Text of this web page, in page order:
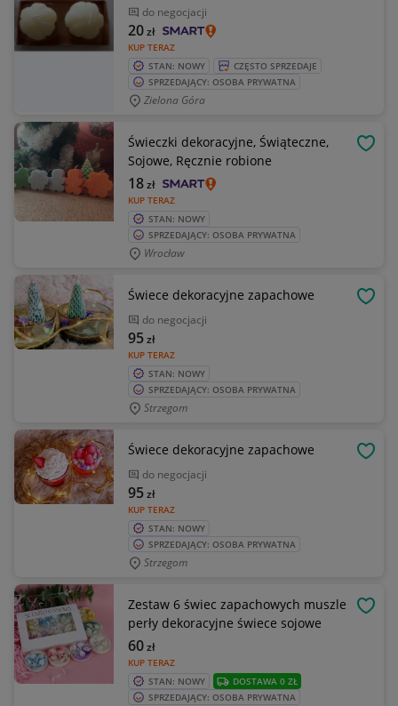
do negocjacji
KUP TERAZ
20zł
STAN: NOWY
CZĘSTO SPRZEDAJE
SPRZEDAJĄCY: OSOBA PRYWATNA
Zielona Góra
Świeczki dekoracyjne, Świąteczne,
Sojowe, Ręcznie robione
KUP TERAZ
18zł
STAN: NOWY
SPRZEDAJĄCY: OSOBA PRYWATNA
Wrocław
Świece dekoracyjne zapachowe
do negocjacji
KUP TERAZ
95zł
STAN: NOWY
SPRZEDAJĄCY: OSOBA PRYWATNA
Strzegom
Świece dekoracyjne zapachowe
do negocjacji
KUP TERAZ
95zł
STAN: NOWY
SPRZEDAJĄCY: OSOBA PRYWATNA
Strzegom
Zestaw 6 świec zapachowych muszle
perły dekoracyjne świece sojowe
KUP TERAZ
60zł
STAN: NOWY
DOSTAWA 0 ZŁ
SPRZEDAJĄCY: OSOBA PRYWATNA